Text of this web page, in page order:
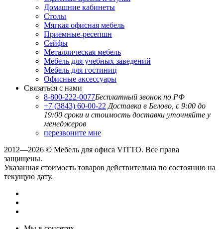
Домашние кабинеты
Столы
Мягкая офисная мебель
Приемные-ресепшн
Сейфы
Металлическая мебель
Мебель для учебных заведений
Мебель для гостиниц
Офисные аксессуары
Связаться с нами
8-800-222-0077Бесплатный звонок по РФ
+7 (3843) 60-00-22 Доставка в Белово, с 9:00 до
19:00 сроки и стоимость доставки уточняйте у
менеджеров
перезвоните мне
2012—2026 © Мебель для офиса VITTO. Все права
защищены.
Указанная стоимость товаров действительна по состоянию на
текущую дату.